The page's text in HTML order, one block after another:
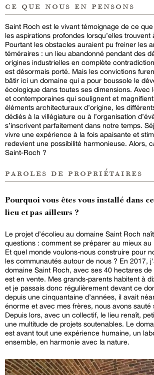
ce que nous en pensons
Saint Roch est le vivant témoignage de ce
les aspirations profondes lorsqu’elles trouvent
Pourtant les obstacles auraient pu freiner les
téméraires : un lieu abandonné pendant des
origines industrielles en complète
est désormais porté. Mais les convictions
bâtir ici un domaine qui a pour boussole le
écologique dans toutes ses dimensions. Avec
et contemporaines qui soulignent et
éléments architecturaux d’origine, les
dédiés à la villégiature ou à l’organisation
s’inscrivent parfaitement dans notre temps.
vivre une expérience à la fois apaisante et
redevient une possibilité harmonieuse. Alors,
Saint-Roch ?
paroles de propriétaires
Pourquoi vous êtes vous installé dans
lieu et pas ailleurs ?
Le projet d’écolieu au domaine Saint Roch
questions : comment se préparer au mieux au
Et quel monde voulons-nous construire pour
les communautés autour de nous ? En 2017,
domaine Saint Roch, avec ses 40 hectares
est en vente. Mes grands-parents habitent à
et je passais donc régulièrement devant ce
depuis une cinquantaine d’années, il avait
énorme et avec mes frères, nous avons sauté
Depuis lors, avec un collectif, le lieu renaît,
une multitude de projets soutenables. Le
est avant tout une expérience humaine, un
ensemble, en harmonie avec la nature.